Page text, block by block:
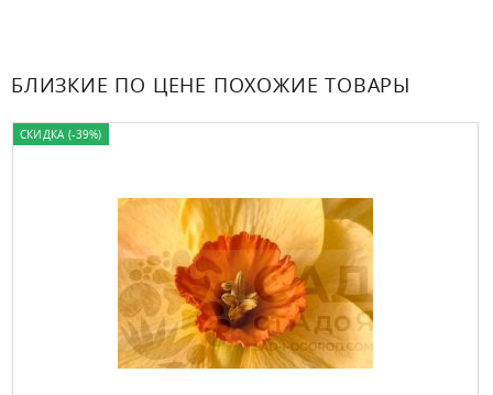
БЛИЗКИЕ ПО ЦЕНЕ ПОХОЖИЕ ТОВАРЫ
СКИДКА (-39%)